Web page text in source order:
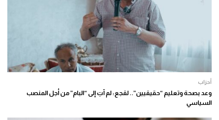
أحزاب
وعد بصحة وتعليم “حقيقيين”.. لقجع: لم آتِ إلى “البام” من أجل المنصب
السياسي